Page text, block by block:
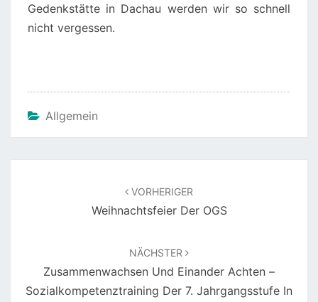
Gedenkstätte in Dachau werden wir so schnell
nicht vergessen.
Allgemein
VORHERIGER
Weihnachtsfeier Der OGS
NÄCHSTER
Zusammenwachsen Und Einander Achten –
Sozialkompetenztraining Der 7. Jahrgangsstufe In